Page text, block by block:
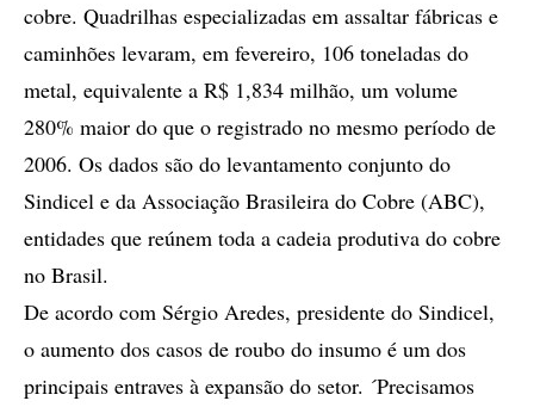
cobre. Quadrilhas especializadas em assaltar fábricas e
caminhões levaram, em fevereiro, 106 toneladas do
metal, equivalente a R$ 1,834 milhão, um volume
280% maior do que o registrado no mesmo período de
2006. Os dados são do levantamento conjunto do
Sindicel e da Associação Brasileira do Cobre (ABC),
entidades que reúnem toda a cadeia produtiva do cobre
no Brasil.
De acordo com Sérgio Aredes, presidente do Sindicel,
o aumento dos casos de roubo do insumo é um dos
principais entraves à expansão do setor. ´Precisamos